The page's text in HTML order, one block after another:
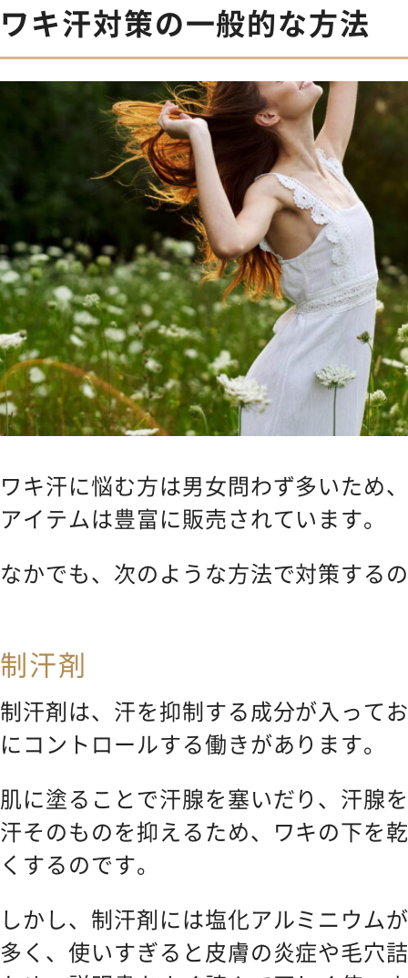
ワキ汗対策の一般的な方法
ワキ汗に悩む方は男女問わず多いため
アイテムは豊富に販売されています。
なかでも、次のような方法で対策する
制汗剤
制汗剤は、汗を抑制する成分が入って
にコントロールする働きがあります。
肌に塗ることで汗腺を塞いだり、汗腺
汗そのものを抑えるため、ワキの下を
くするのです。
しかし、制汗剤には塩化アルミニウム
多く、使いすぎると皮膚の炎症や毛穴